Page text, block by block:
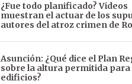
¿Fue todo planificado? Videos
muestran el actuar de los
autores del atroz crimen de
Asunción: ¿Qué dice el Plan
sobre la altura permitida para
edificios?